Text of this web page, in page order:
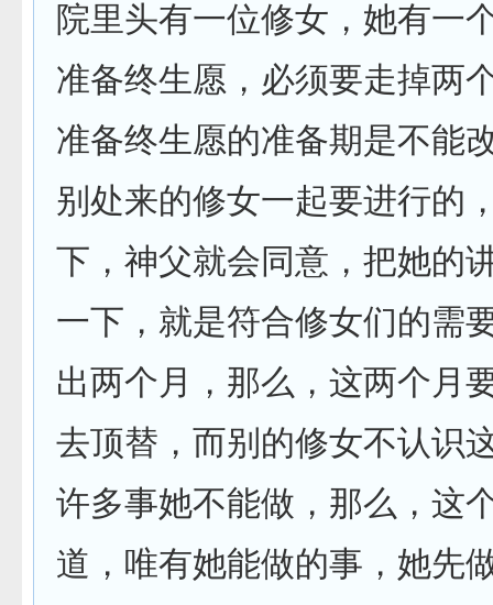
院里头有一位修女，她有一
准备终生愿，必须要走掉两
准备终生愿的准备期是不能
别处来的修女一起要进行的
下，神父就会同意，把她的
一下，就是符合修女们的需
出两个月，那么，这两个月
去顶替，而别的修女不认识
许多事她不能做，那么，这
道，唯有她能做的事，她先